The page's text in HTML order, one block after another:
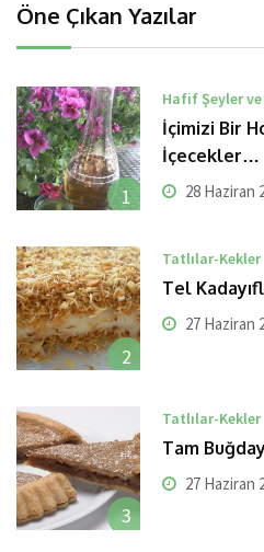
Öne Çıkan Yazılar
1
Hafif Şeyler
İçimizi Bir
İçecekler…
28 Haziran
2
Tatlılar-Kekler
Tel
27 Haziran
3
Tatlılar-Kekler
Tam
27 Haziran